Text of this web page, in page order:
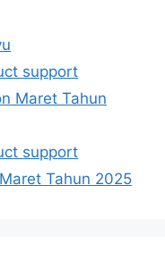
support
Maret Tahun
support
Tahun 2025